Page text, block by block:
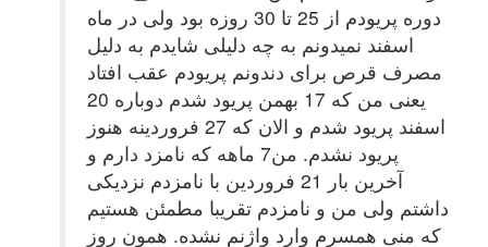
دوره پریودم از 25 تا 30 روزه بود ولی در ماه
اسفند نميدونم به چه دلیلی شايدم به دلیل
مصرف قرص برای دندونم پریودم عقب افتاد
یعنی من که 17 بهمن پریود شدم دوباره 20
اسفند پریود شدم و الان که 27 فروردینه هنوز
پریود نشدم. من7 ماهه که نامزد دارم و
آخرین بار 21 فروردین با نامزدم نزدیکی
داشتم ولی من و نامزدم تقریبا مطمئن هستیم
که منی همسرم وارد واژنم نشده. همون روز